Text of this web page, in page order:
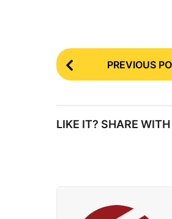
P
o
t
PREVIOUS
LIKE IT? SHARE